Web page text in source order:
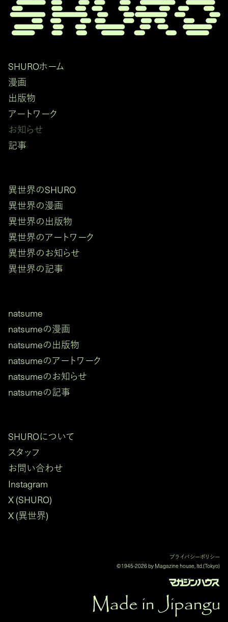
SHUROホーム
漫画
出版物
アートワーク
お知らせ
記事
異世界のSHURO
異世界の漫画
異世界の出版物
異世界のアートワーク
異世界のお知らせ
異世界の記事
natsume
natsumeの漫画
natsumeの出版物
natsumeのアートワーク
natsumeのお知らせ
natsumeの記事
SHUROについて
スタッフ
お問い合わせ
Instagram
X (SHURO)
X (異世界)
プライバシーポリシー
©1945-2026 by Magazine house, ltd.(Tokyo)